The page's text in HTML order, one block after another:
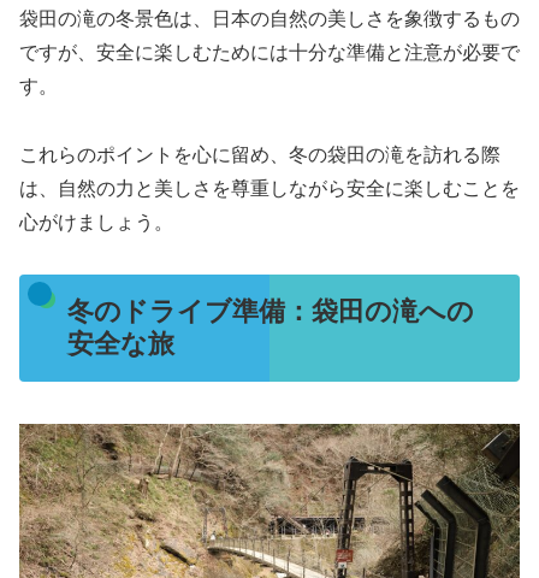
袋田の滝の冬景色は、日本の自然の美しさを象徴するもの
ですが、安全に楽しむためには十分な準備と注意が必要で
す。
これらのポイントを心に留め、冬の袋田の滝を訪れる際
は、自然の力と美しさを尊重しながら安全に楽しむことを
心がけましょう。
冬のドライブ準備：袋田の滝への
安全な旅